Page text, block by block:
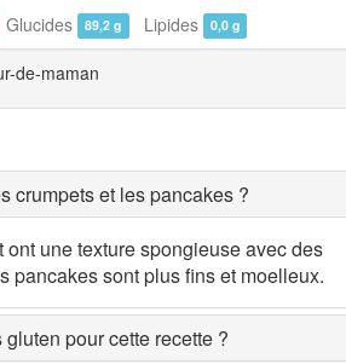
Glucides 89,2 g Lipides 0,0 g
de-maman
crumpets et les pancakes ?
une texture spongieuse avec des
pancakes sont plus fins et moelleux.
pour cette recette ?